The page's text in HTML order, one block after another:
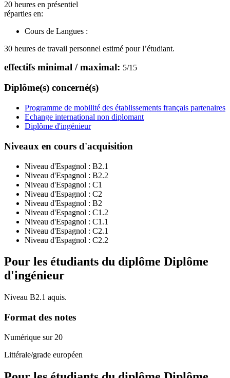
20 heures en présentiel
réparties en:
Cours de Langues :
30 heures de travail personnel estimé pour l’étudiant.
effectifs minimal / maximal: 5/15
Diplôme(s) concerné(s)
Programme de mobilité des établissements français partenaires
Echange international non diplomant
Diplôme d'ingénieur
Niveaux en cours d'acquisition
Niveau d'Espagnol : B2.1
Niveau d'Espagnol : B2.2
Niveau d'Espagnol : C1
Niveau d'Espagnol : C2
Niveau d'Espagnol : B2
Niveau d'Espagnol : C1.2
Niveau d'Espagnol : C1.1
Niveau d'Espagnol : C2.1
Niveau d'Espagnol : C2.2
Pour les étudiants du diplôme Diplôme
d'ingénieur
Niveau B2.1 aquis.
Format des notes
Numérique sur 20
Littérale/grade européen